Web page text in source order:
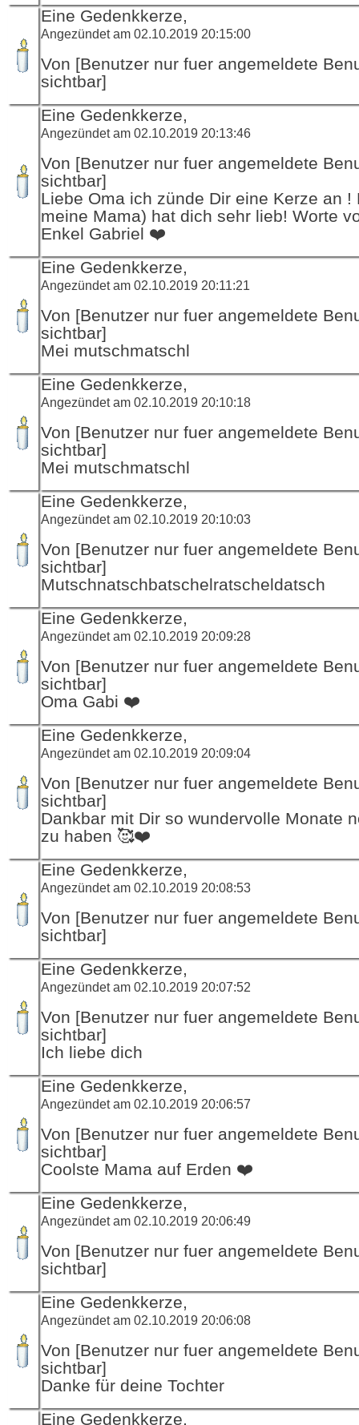
Eine Gedenkkerze,
Angezündet am 02.10.2019 20:15:00
Von [Benutzer nur fuer angemeldete
sichtbar]
Eine Gedenkkerze,
Angezündet am 02.10.2019 20:13:46
Von [Benutzer nur fuer angemeldete
sichtbar]
Liebe Oma ich zünde Dir eine Kerze an !
meine Mama) hat dich sehr lieb! Worte
Enkel Gabriel ❤️
Eine Gedenkkerze,
Angezündet am 02.10.2019 20:11:21
Von [Benutzer nur fuer angemeldete
sichtbar]
Mei mutschmatschl
Eine Gedenkkerze,
Angezündet am 02.10.2019 20:10:18
Von [Benutzer nur fuer angemeldete
sichtbar]
Mei mutschmatschl
Eine Gedenkkerze,
Angezündet am 02.10.2019 20:10:03
Von [Benutzer nur fuer angemeldete
sichtbar]
Mutschnatschbatschelratscheldatsch
Eine Gedenkkerze,
Angezündet am 02.10.2019 20:09:28
Von [Benutzer nur fuer angemeldete
sichtbar]
Oma Gabi ❤️
Eine Gedenkkerze,
Angezündet am 02.10.2019 20:09:04
Von [Benutzer nur fuer angemeldete
sichtbar]
Dankbar mit Dir so wundervolle Monate
zu haben 🥰❤️
Eine Gedenkkerze,
Angezündet am 02.10.2019 20:08:53
Von [Benutzer nur fuer angemeldete
sichtbar]
Eine Gedenkkerze,
Angezündet am 02.10.2019 20:07:52
Von [Benutzer nur fuer angemeldete
sichtbar]
Ich liebe dich
Eine Gedenkkerze,
Angezündet am 02.10.2019 20:06:57
Von [Benutzer nur fuer angemeldete
sichtbar]
Coolste Mama auf Erden ❤️
Eine Gedenkkerze,
Angezündet am 02.10.2019 20:06:49
Von [Benutzer nur fuer angemeldete
sichtbar]
Eine Gedenkkerze,
Angezündet am 02.10.2019 20:06:08
Von [Benutzer nur fuer angemeldete
sichtbar]
Danke für deine Tochter
Eine Gedenkkerze,